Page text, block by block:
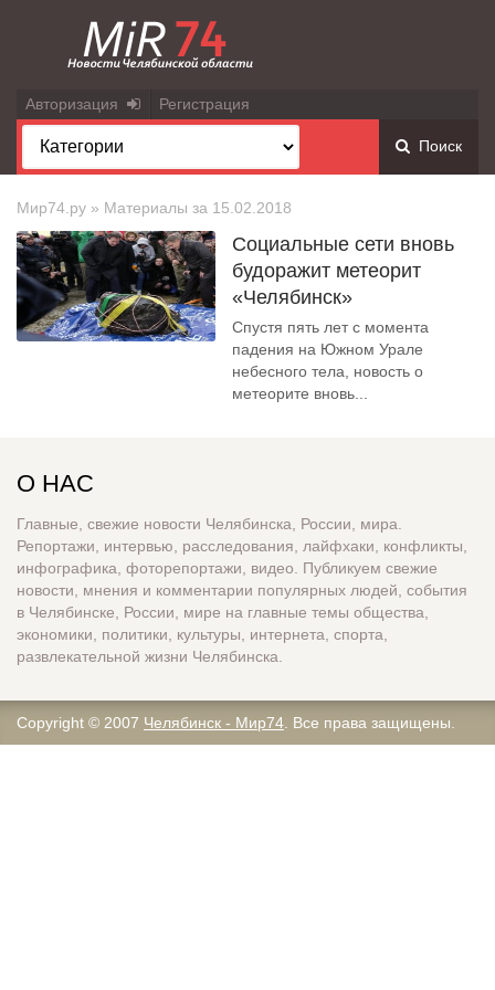
Авторизация Регистрация
Поиск
Мир74.ру » Материалы за 15.02.2018
Социальные сети вновь
будоражит метеорит
«Челябинск»
Спустя пять лет с момента
падения на Южном Урале
небесного тела, новость о
метеорите вновь...
О НАС
Главные, свежие новости Челябинска, России, мира.
Репортажи, интервью, расследования, лайфхаки, конфликты,
инфографика, фоторепортажи, видео. Публикуем свежие
новости, мнения и комментарии популярных людей, события
в Челябинске, России, мире на главные темы общества,
экономики, политики, культуры, интернета, спорта,
развлекательной жизни Челябинска.
Copyright © 2007 Челябинск - Мир74 . Все права защищены.